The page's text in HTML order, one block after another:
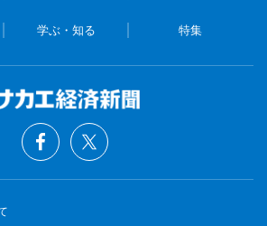
学ぶ・知る 特集